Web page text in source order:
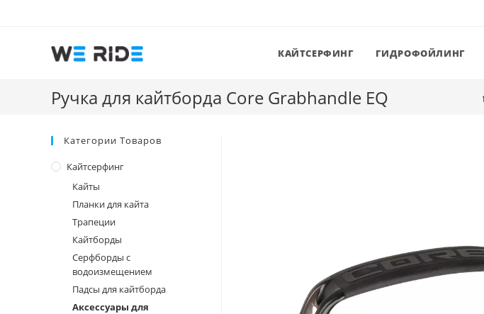
содержимому
КАЙТСЕРФИНГ ГИДРОФОЙЛИНГ
Ручка для кайтборда Core Grabhandle EQ
Категории Товаров
Кайтсерфинг
Кайты
Планки для кайта
Трапеции
Кайтборды
Серфборды с
водоизмещением
Падсы для кайтборда
Аксессуары для